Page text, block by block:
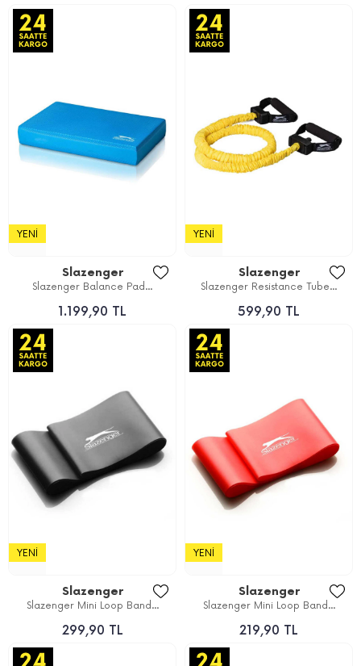
YENI
Slazenger
Slazenger Balance Pad...
1.199,90 TL
YENI
Slazenger
Slazenger Resistance Tube...
599,90 TL
YENI
Slazenger
Slazenger Mini Loop Band...
299,90 TL
YENI
Slazenger
Slazenger Mini Loop Band...
219,90 TL